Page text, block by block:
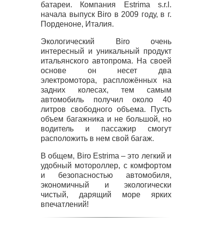
батареи. Компания Estrima s.r.l.
начала выпуск Biro в 2009 году, в г.
Порденоне, Италия.
Экологический Biro очень
интересный и уникальный продукт
итальянского автопрома. На своей
основе он несет два
электромотора, распложённых на
задних колесах, тем самым
автомобиль получил около 40
литров свободного объема. Пусть
объем багажника и не большой, но
водитель и пассажир смогут
расположить в нем свой багаж.
В общем, Biro Estrima – это легкий и
удобный мотороллер, с комфортом
и безопасностью автомобиля,
экономичный и экологически
чистый, дарящий море ярких
впечатлений!